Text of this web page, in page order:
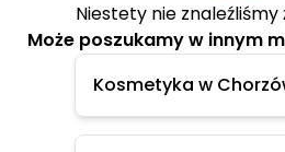
Niestety nie
Może poszukamy w innym
Kosmetyka w